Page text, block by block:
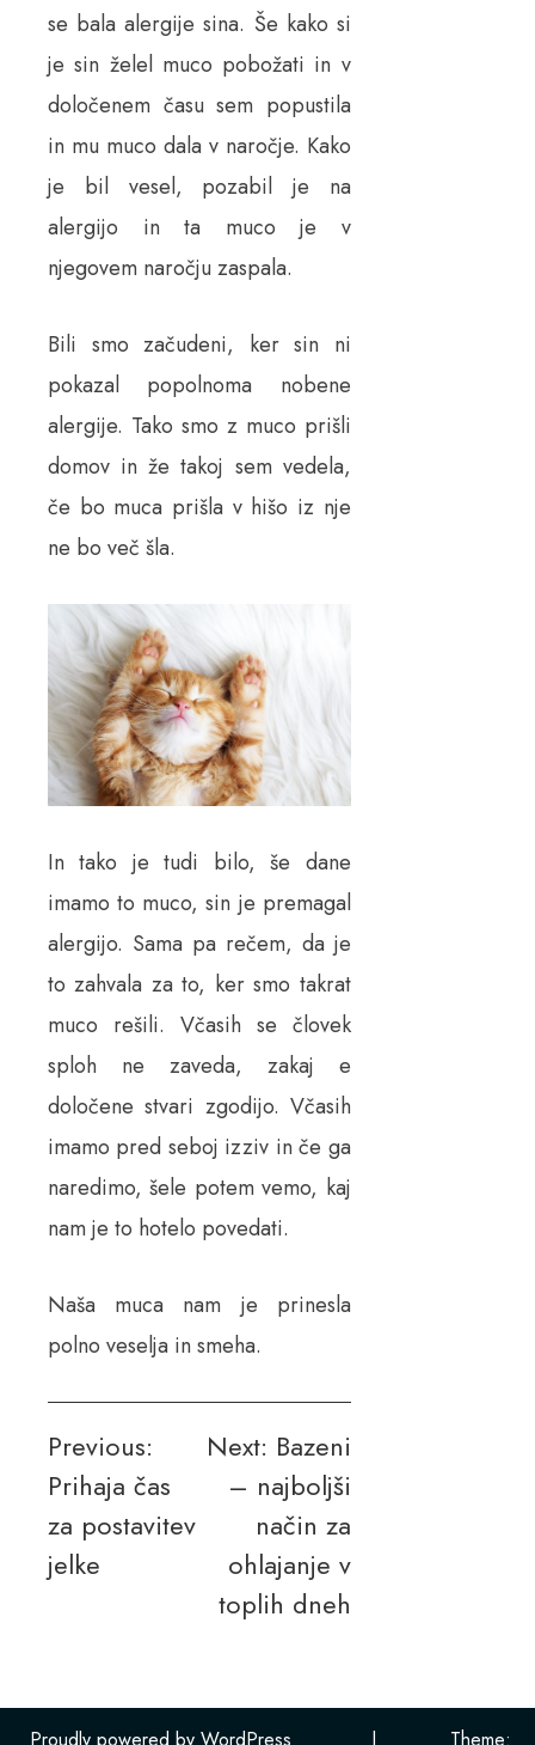
se bala alergije sina. Še kako si
je sin želel muco pobožati in v
določenem času sem popustila
in mu muco dala v naročje. Kako
je bil vesel, pozabil je na
alergijo in ta muco je v
njegovem naročju zaspala.
Bili smo začudeni, ker sin ni
pokazal popolnoma nobene
alergije. Tako smo z muco prišli
domov in že takoj sem vedela,
če bo muca prišla v hišo iz nje
ne bo več šla.
In tako je tudi bilo, še dane
imamo to muco, sin je premagal
alergijo. Sama pa rečem, da je
to zahvala za to, ker smo takrat
muco rešili. Včasih se človek
sploh ne zaveda, zakaj e
določene stvari zgodijo. Včasih
imamo pred seboj izziv in če ga
naredimo, šele potem vemo, kaj
nam je to hotelo povedati.
Naša muca nam je prinesla
polno veselja in smeha.
Navigacija
prispevka
Previous:
Prihaja čas
za postavitev
jelke
Next: Bazeni
– najboljši
način za
ohlajanje v
toplih dneh